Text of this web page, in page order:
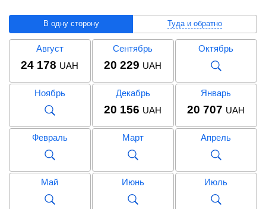
В одну сторону Туда и обратно
Август
24 178 UAH
Сентябрь
20 229 UAH
Октябрь
Ноябрь Декабрь
20 156 UAH
Январь
20 707 UAH
Февраль Март Апрель
Май Июнь Июль